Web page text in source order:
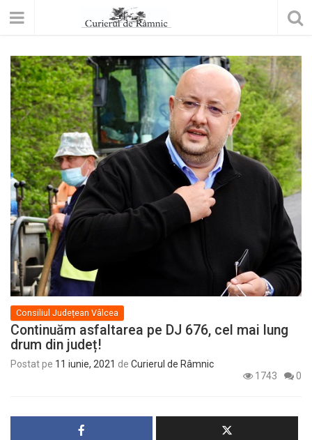
Consiliul Județean Vâlcea
Continuăm asfaltarea pe DJ 676, cel mai lung
drum din județ!
Postat pe 11 iunie, 2021 de Curierul de Râmnic
1743
0